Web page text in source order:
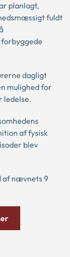
planlagt,
fuldt
dagligt
mulighed for
ledelse.
af fysisk
blev
af nævnets 9